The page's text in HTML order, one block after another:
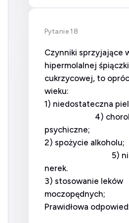
Pytanie 18
Czynniki sprzyjające
hipermolalnej śpiączki
cukrzycowej, to
wieku:
1) niedostateczna
4)
psychiczne;
2) spożycie alkoholu;
5)
nerek.
3) stosowanie leków
moczopędnych;
Prawidłowa